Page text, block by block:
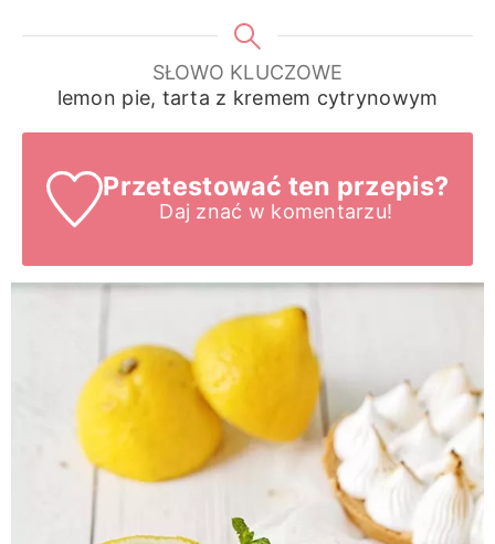
SŁOWO KLUCZOWE
lemon pie, tarta z kremem cytrynowym
Przetestować ten przepis?
Daj znać w komentarzu!